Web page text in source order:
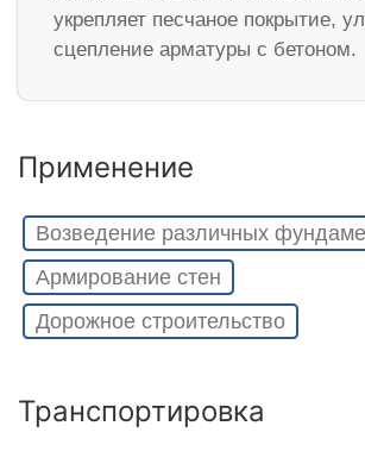
укрепляет песчаное покрытие,
сцепление арматуры с бетоном.
Применение
Возведение различных
Армирование стен
Дорожное строительство
Транспортировка